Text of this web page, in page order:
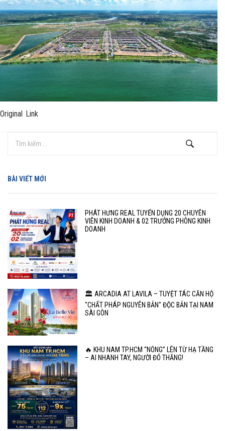
Original Link
BÀI VIẾT MỚI
PHÁT HƯNG REAL TUYỂN DỤNG 20 CHUYÊN
VIÊN KINH DOANH & 02 TRƯỞNG PHÒNG KINH
DOANH
🏛️ ARCADIA AT LAVILA – TUYỆT TÁC CĂN HỘ
"CHẤT PHÁP NGUYÊN BẢN" ĐỘC BẢN TẠI NAM
SÀI GÒN
🔥 KHU NAM TP.HCM “NÓNG” LÊN TỪ HẠ TẦNG
– AI NHANH TAY, NGƯỜI ĐÓ THẮNG!